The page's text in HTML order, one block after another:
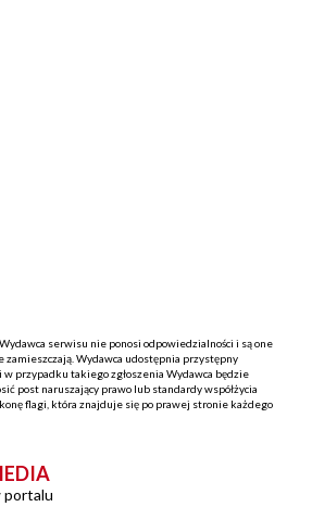
serwisu nie ponosi odpowiedzialności i są one
zamieszczają. Wydawca udostępnia przystępny
w przypadku takiego zgłoszenia Wydawca będzie
post naruszający prawo lub standardy współżycia
flagi, która znajduje się po prawej stronie każdego
portalu